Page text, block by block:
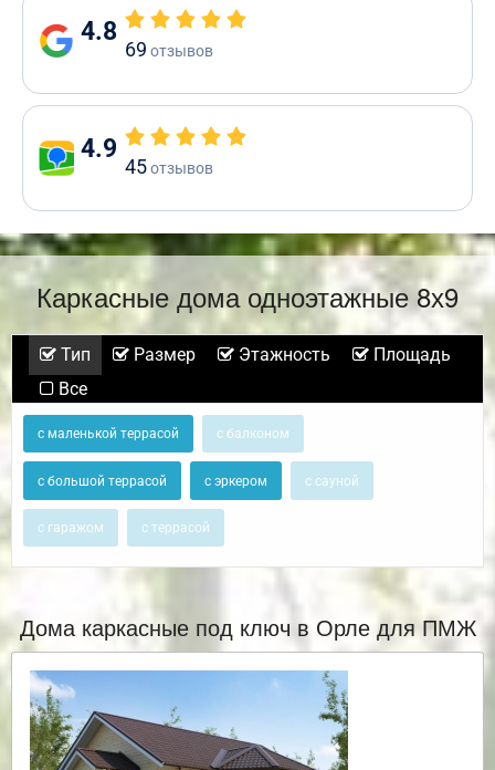
4.8
69 отзывов
4.9
45отзывов
Каркасные дома одноэтажные 8х9
Тип Размер Этажность
Площадь
Все
с маленькой террасой с балконом
с большой террасой с эркером с сауной
с гаражом с террасой
Дома каркасные под ключ в Орле для ПМЖ